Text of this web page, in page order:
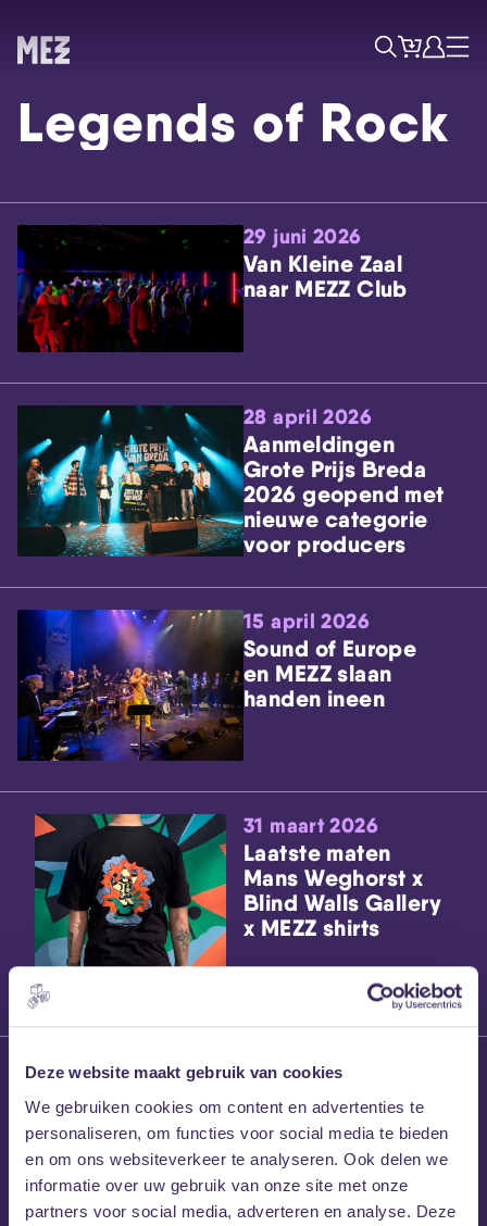
Deze website maakt gebruik van cookies
We gebruiken cookies om content en advertenties te
personaliseren, om functies voor social media te bieden
en om ons websiteverkeer te analyseren. Ook delen we
informatie over uw gebruik van onze site met onze
partners voor social media, adverteren en analyse. Deze
Skip navigatie
ZoekTicketsAccount
Menu
Legends of Rock
29 juni 2026
Van Kleine Zaal
naar MEZZ Club
28 april 2026
Aanmeldingen
Grote Prijs Breda
2026 geopend met
nieuwe categorie
voor producers
15 april 2026
Sound of Europe
en MEZZ slaan
handen ineen
31 maart 2026
Laatste maten
Mans Weghorst x
Blind Walls Gallery
x MEZZ shirts
27 maart 2026
Willem’s Blog:
Frans Kalf